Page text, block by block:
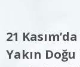
21
Yakın